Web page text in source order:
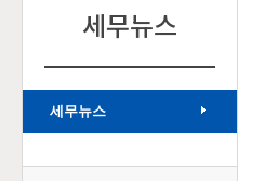
세무뉴스
세무뉴스